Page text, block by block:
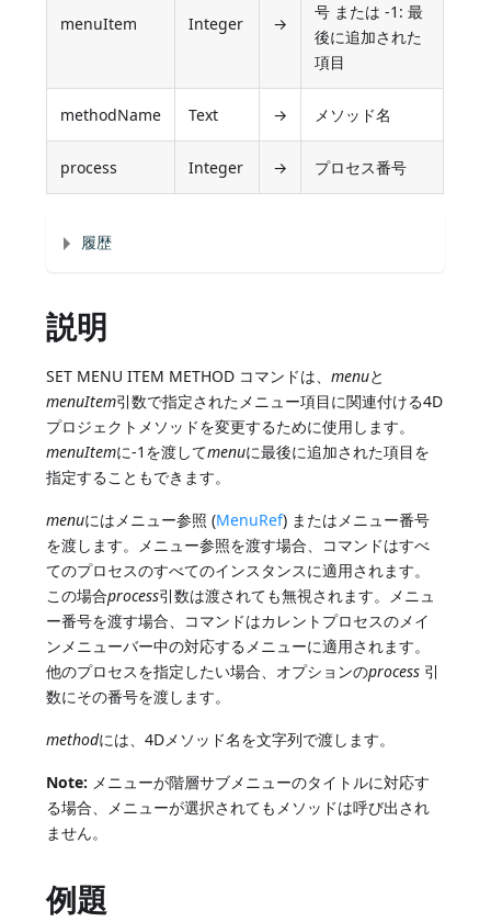
menuItem Integer →
号 または -1: 最
後に追加された
項目
methodName Text → メソッド名
process Integer → プロセス番号
履歴
説明
SET MENU ITEM METHOD コマンドは、menuと
menuItem引数で指定されたメニュー項目に関連付ける4D
プロジェクトメソッドを変更するために使用します。
menuItemに-1を渡してmenuに最後に追加された項目を
指定することもできます。
menuにはメニュー参照 (MenuRef) またはメニュー番号
を渡します。メニュー参照を渡す場合、コマンドはすべ
てのプロセスのすべてのインスタンスに適用されます。
この場合process引数は渡されても無視されます。メニュ
ー番号を渡す場合、コマンドはカレントプロセスのメイ
ンメニューバー中の対応するメニューに適用されます。
他のプロセスを指定したい場合、オプションのprocess 引
数にその番号を渡します。
methodには、4Dメソッド名を文字列で渡します。
Note: メニューが階層サブメニューのタイトルに対応す
る場合、メニューが選択されてもメソッドは呼び出され
ません。
例題